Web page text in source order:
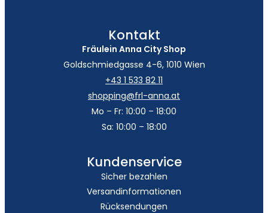
Kontakt
Fräulein Anna City Shop
Goldschmiedgasse 4-6, 1010 Wien
+43 1 533 82 11
shopping@frl-anna.at
Mo – Fr: 10:00 – 18:00
Sa: 10:00 – 18:00
Kundenservice
Sicher bezahlen
Versandinformationen
Rücksendungen